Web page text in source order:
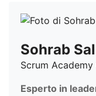
Sohrab
Scrum Academy
Esperto in